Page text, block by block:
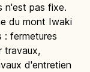
n'est pas fixe.
du mont Iwaki
: fermetures
travaux,
d'entretien